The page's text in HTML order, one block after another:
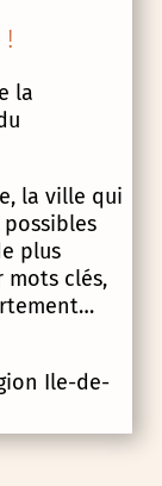
la
la ville qui
plus
mots clés,
Ile-de-